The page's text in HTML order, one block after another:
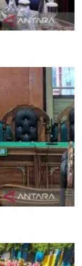
ke Wapres
Sitepu karena